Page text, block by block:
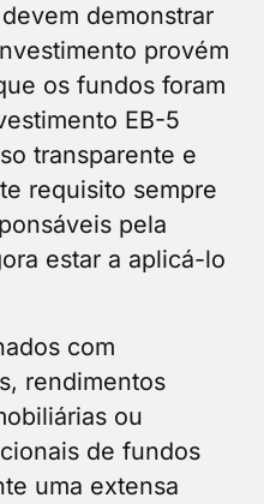
demonstrar
provém
os fundos foram
EB-5
transparente e
requisito sempre
pela
estar a aplicá-lo
com
rendimentos
ou
de fundos
uma extensa